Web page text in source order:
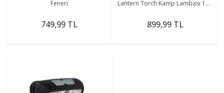
Feneri
749,99 TL
Lantern Torch Kamp Lambası 150
899,99 TL